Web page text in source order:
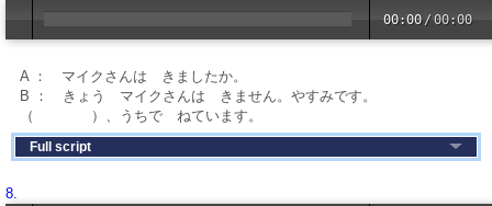
00:00 /00:00
A ： マイクさんは きましたか。
B ： きょう マイクさんは きません。やすみです。
（ ）、うちで ねています。
Full script
8.